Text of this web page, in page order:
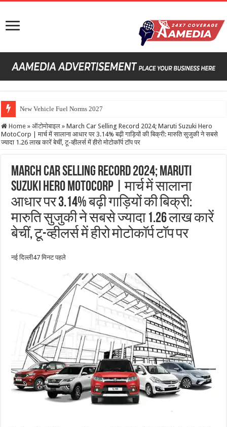
New Vehicle Fuel Norms 2027
Home » ऑटोमोबाइल » March Car Selling Record 2024; Maruti Suzuki Hero
MotoCorp | मार्च में सालाना आधार पर 3.14% बढ़ी गाड़ियों की बिक्री: मारुति सुजुकी ने सबसे
ज्यादा 1.26 लाख कारें बेचीं, टू-व्हीलर्स में हीरो मोटोकॉर्प टॉप पर
March Car Selling Record 2024; Maruti
Suzuki Hero MotoCorp | मार्च में सालाना
आधार पर 3.14% बढ़ी गाड़ियों की बिक्री:
मारुति सुजुकी ने सबसे ज्यादा 1.26 लाख कारें
बेचीं, टू-व्हीलर्स में हीरो मोटोकॉर्प टॉप पर
नई दिल्ली47 मिनट पहले